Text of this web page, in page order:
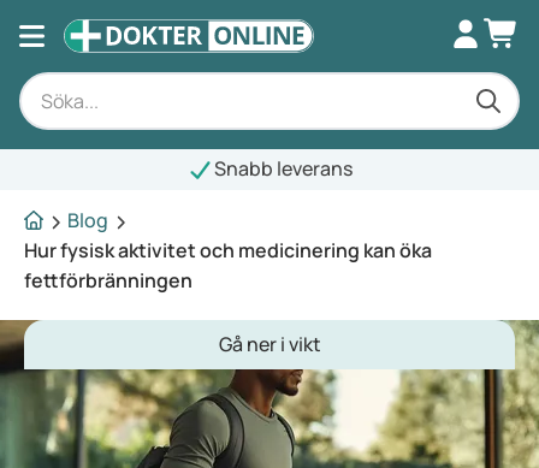
Snabb leverans
Blog
Hur fysisk aktivitet och medicinering kan öka
fettförbränningen
Gå ner i vikt